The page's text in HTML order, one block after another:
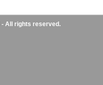
All rights reserved.